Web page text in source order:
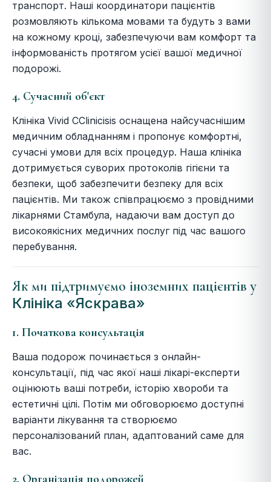
транспорт. Наші координатори пацієнтів
розмовляють кількома мовами та будуть з вами
на кожному кроці, забезпечуючи вам комфорт та
інформованість протягом усієї вашої медичної
подорожі.
4. Сучасний об'єкт
Клініка Vivid CClinicisis оснащена найсучаснішим
медичним обладнанням і пропонує комфортні,
сучасні умови для всіх процедур. Наша клініка
дотримується суворих протоколів гігієни та
безпеки, щоб забезпечити безпеку для всіх
пацієнтів. Ми також співпрацюємо з провідними
лікарнями Стамбула, надаючи вам доступ до
високоякісних медичних послуг під час вашого
перебування.
Як ми підтримуємо іноземних пацієнтів у
Клініка «Яскрава»
1. Початкова консультація
Ваша подорож починається з онлайн-
консультації, під час якої наші лікарі-експерти
оцінюють ваші потреби, історію хвороби та
естетичні цілі. Потім ми обговорюємо доступні
варіанти лікування та створюємо
персоналізований план, адаптований саме для
вас.
2. Організація подорожей